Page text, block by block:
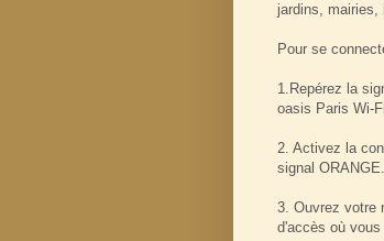
jardins, mairies,
Pour se
1.Repérez la
oasis Paris Wi-
2. Activez la
signal ORANGE.
3. Ouvrez votre
d'accès où